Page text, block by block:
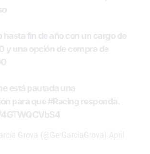
hasta fin de año con un cargo de
y una opción de compra de
está pautada una
para que #Racing responda.
Grova (@GerGarciaGrova) April